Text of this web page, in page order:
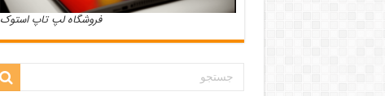
فروشگاه لپ تاپ استوک